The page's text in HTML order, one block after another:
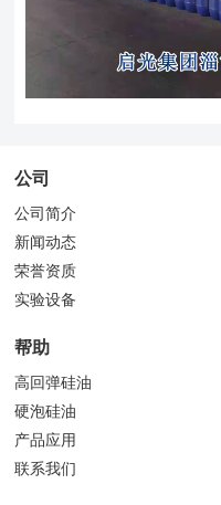
公司
公司简介
新闻动态
荣誉资质
实验设备
帮助
高回弹硅油
硬泡硅油
产品应用
联系我们